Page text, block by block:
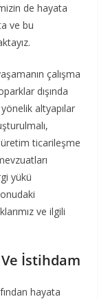
de hayata
ve bu
çalışma
dışında
altyapılar
ticarileşme
yükü
ve ilgili
İstihdam
hayata